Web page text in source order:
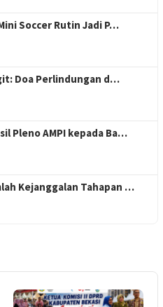
Soccer Rutin Jadi P…
Doa Perlindungan d…
Pleno AMPI kepada Ba…
Kejanggalan Tahapan …